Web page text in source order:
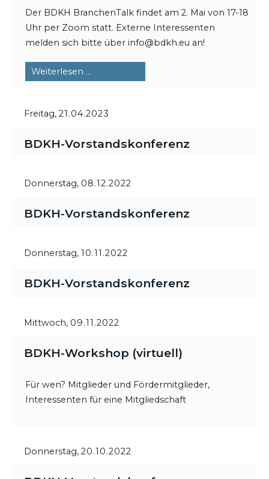
Der BDKH BranchenTalk findet am 2. Mai von 17-18
Uhr per Zoom statt. Externe Interessenten
melden sich bitte über info@bdkh.eu an!
Weiterlesen …
Messe
Freitag, 21.04.2023
BDKH-Vorstandskonferenz
Donnerstag, 08.12.2022
BDKH-Vorstandskonferenz
Donnerstag, 10.11.2022
BDKH-Vorstandskonferenz
Mittwoch, 09.11.2022
BDKH-Workshop (virtuell)
Für wen? Mitglieder und Fördermitglieder,
Interessenten für eine Mitgliedschaft
Donnerstag, 20.10.2022